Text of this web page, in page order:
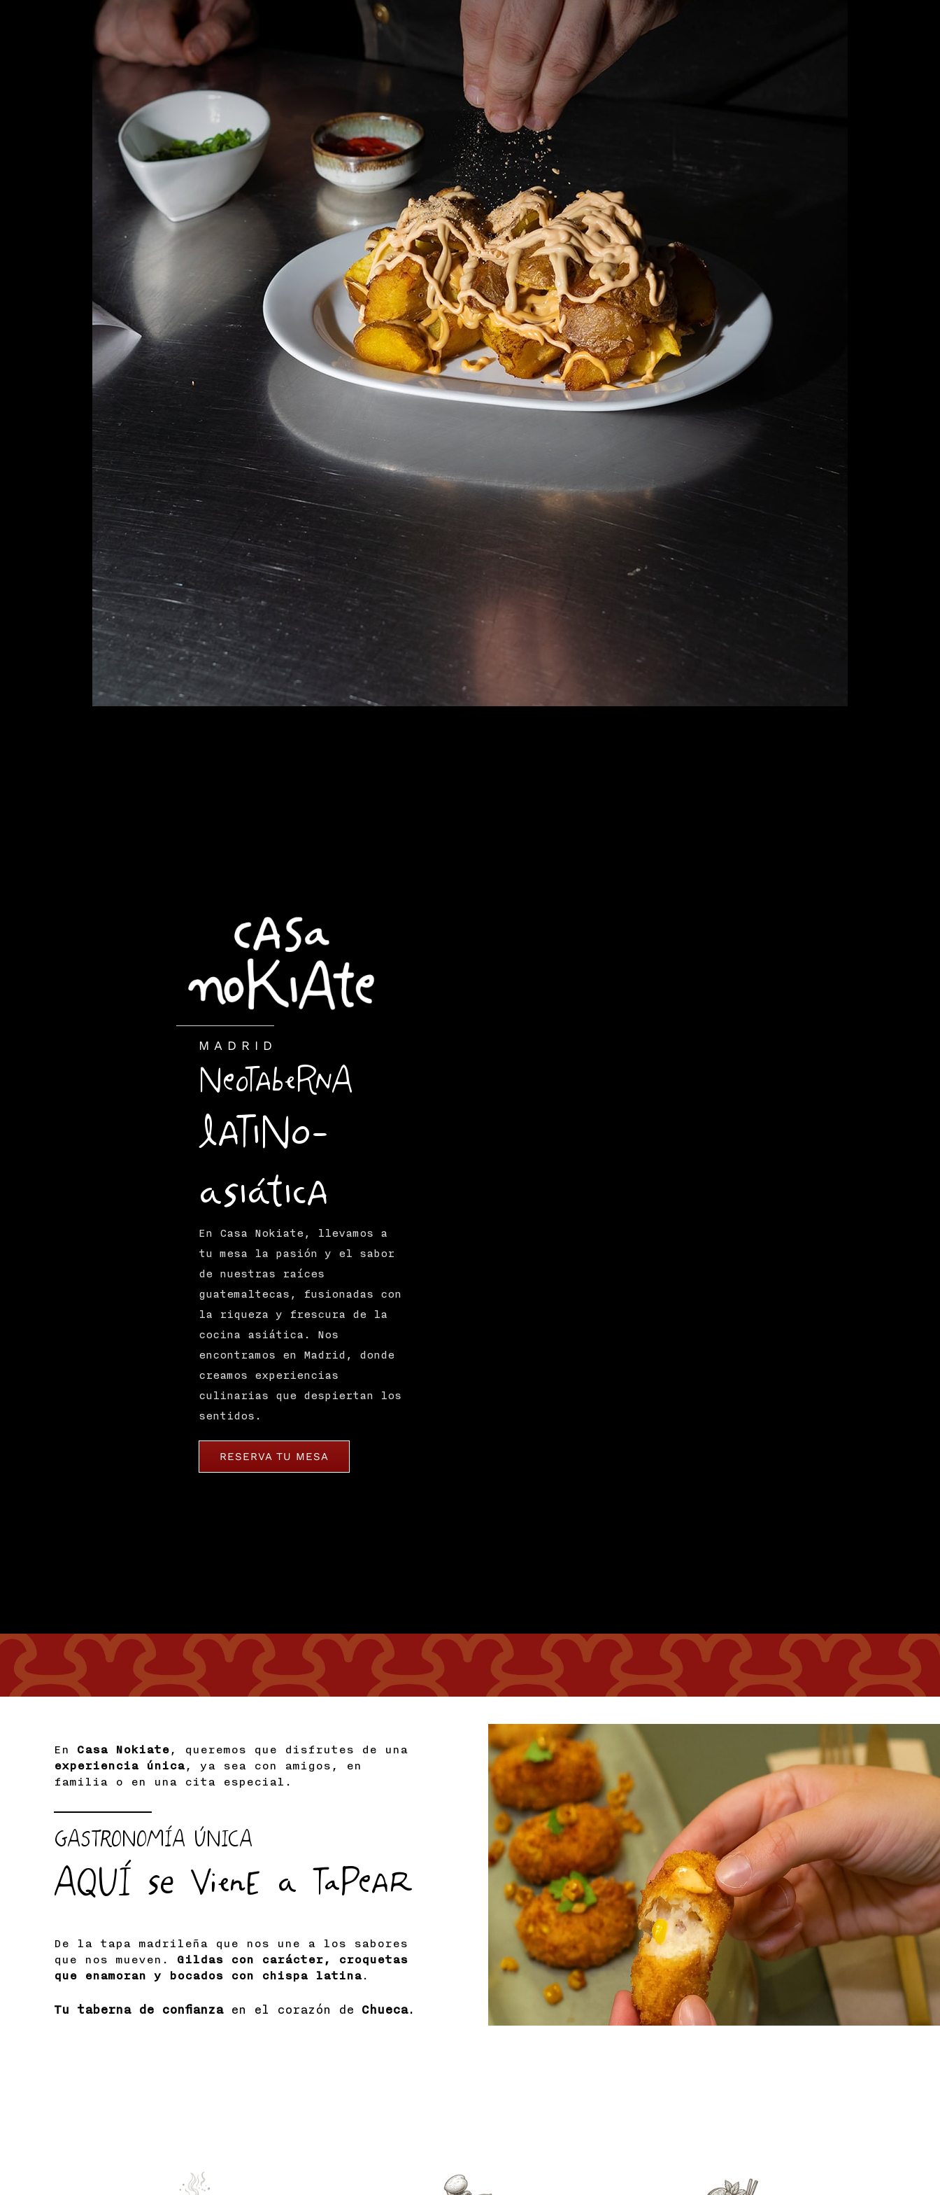
MADRID
Neotaberna
latino-
asiática
En Casa Nokiate, llevamos a
tu mesa la pasión y el sabor
de nuestras raíces
guatemaltecas, fusionadas con
la riqueza y frescura de la
cocina asiática. Nos
encontramos en Madrid, donde
creamos experiencias
culinarias que despiertan los
sentidos.
RESERVA TU MESA
En Casa Nokiate, queremos que disfrutes de una
experiencia única, ya sea con amigos, en
familia o en una cita especial.
GASTRONOMÍA ÚNICA
AQUÍ se viene a tapear
De la tapa madrileña que nos une a los sabores
que nos mueven. Gildas con carácter, croquetas
que enamoran y bocados con chispa latina.
Tu taberna de confianzaen el corazón de Chueca.